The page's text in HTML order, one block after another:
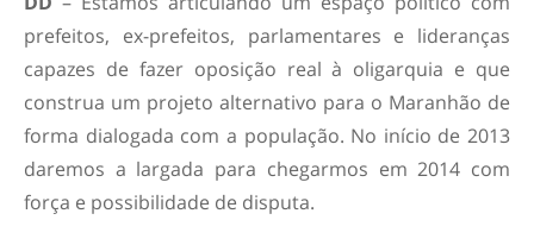
prefeitos, ex-prefeitos, parlamentares e lideranças
capazes de fazer oposição real à oligarquia e que
construa um projeto alternativo para o Maranhão de
forma dialogada com a população. No início de 2013
daremos a largada para chegarmos em 2014 com
força e possibilidade de disputa.